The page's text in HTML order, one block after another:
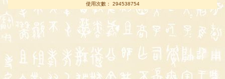
使用次數： 294538754